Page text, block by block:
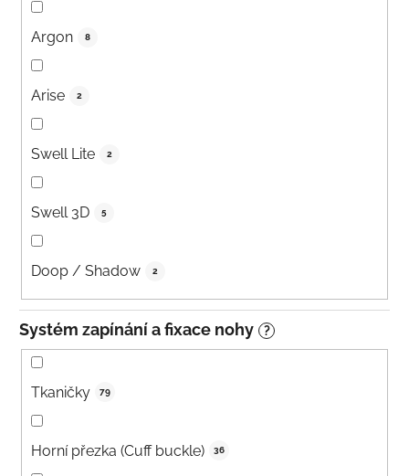
Argon 8
Arise 2
Swell Lite 2
Swell 3D 5
Doop / Shadow 2
Systém zapínání a fixace nohy ?
Tkaničky 79
Horní přezka (Cuff buckle) 36